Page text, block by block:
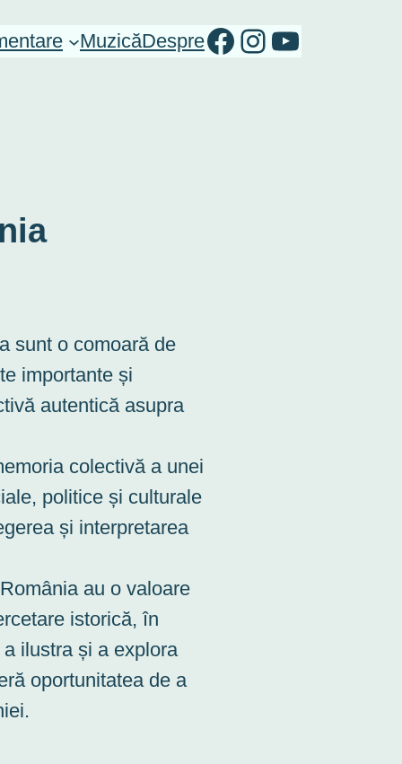
MuzicăDespreRO-mondo's Facebook pageRO-mondo's Instagram Profile
RO-mondo's Youtube channel
sunt o comoară de
importante și
autentică asupra
colectivă a unei
politice și culturale
și interpretarea
au o valoare
istorică, în
ilustra și a explora
oportunitatea de a